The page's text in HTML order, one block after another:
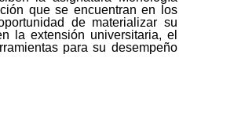
que se encuentran en los
de materializar su
la extensión universitaria, el
para su desempeño